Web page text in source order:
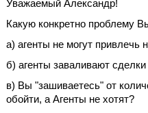
Уважаемый Александр!
Какую конкретно проблему
а) агенты не могут привлечь
б) агенты заваливают
в) Вы "зашиваетесь" от
обойти, а Агенты не хотят?